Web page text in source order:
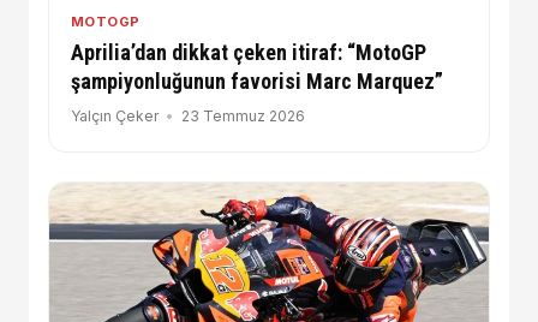
MOTOGP
Aprilia’dan dikkat çeken itiraf: “MotoGP
şampiyonluğunun favorisi Marc Marquez”
Yalçın Çeker 23 Temmuz 2026